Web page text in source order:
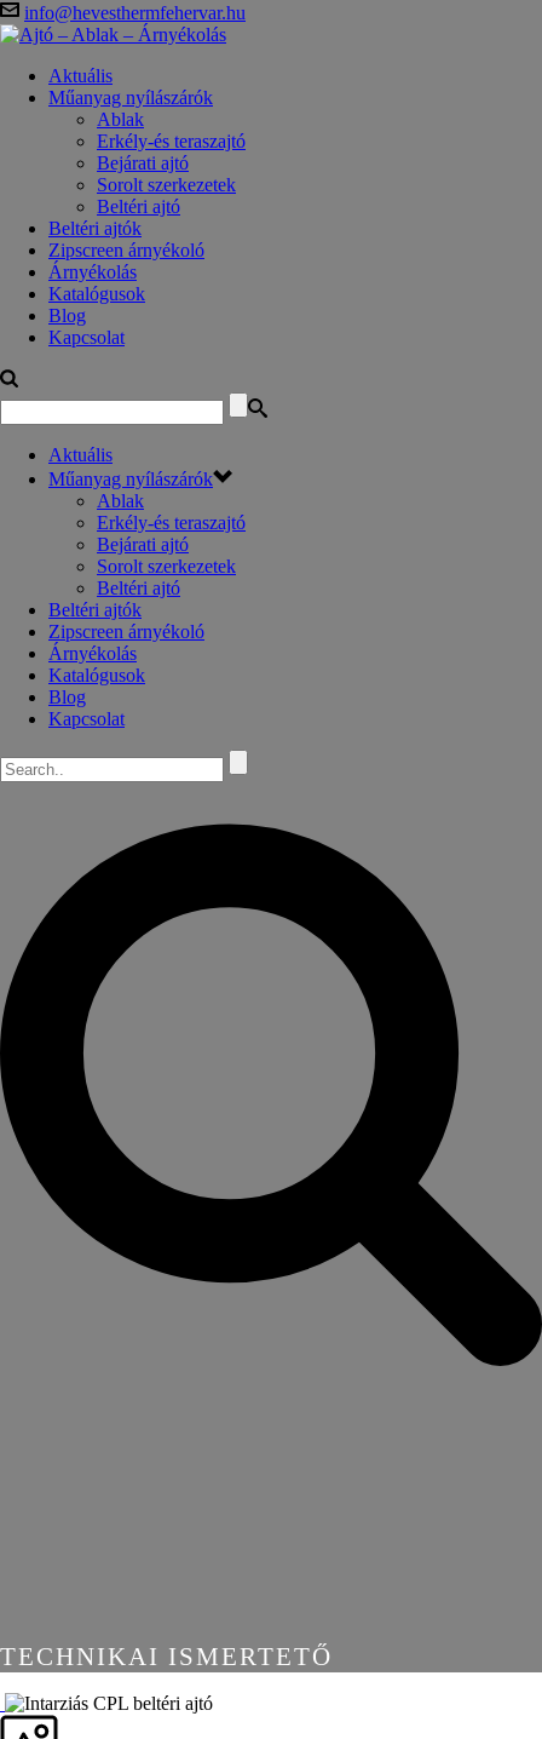
info@hevesthermfehervar.hu
Aktuális
Műanyag nyílászárók
Ablak
Erkély-és teraszajtó
Bejárati ajtó
Sorolt szerkezetek
Beltéri ajtó
Beltéri ajtók
Zipscreen árnyékoló
Árnyékolás
Katalógusok
Blog
Kapcsolat
Aktuális
Műanyag nyílászárók
Ablak
Erkély-és teraszajtó
Bejárati ajtó
Sorolt szerkezetek
Beltéri ajtó
Beltéri ajtók
Zipscreen árnyékoló
Árnyékolás
Katalógusok
Blog
Kapcsolat
TECHNIKAI ISMERTETŐ